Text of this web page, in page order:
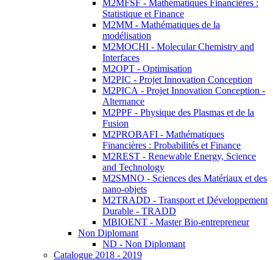
M2MFSF - Mathématiques Financières :
Statistique et Finance
M2MM - Mathématiques de la
modélisation
M2MOCHI - Molecular Chemistry and
Interfaces
M2OPT - Optimisation
M2PIC - Projet Innovation Conception
M2PICA - Projet Innovation Conception -
Alternance
M2PPF - Physique des Plasmas et de la
Fusion
M2PROBAFI - Mathématiques
Financières : Probabilités et Finance
M2REST - Renewable Energy, Science
and Technology
M2SMNO - Sciences des Matériaux et des
nano-objets
M2TRADD - Transport et Développement
Durable - TRADD
MBIOENT - Master Bio-entrepreneur
Non Diplomant
ND - Non Diplomant
Catalogue 2018 - 2019